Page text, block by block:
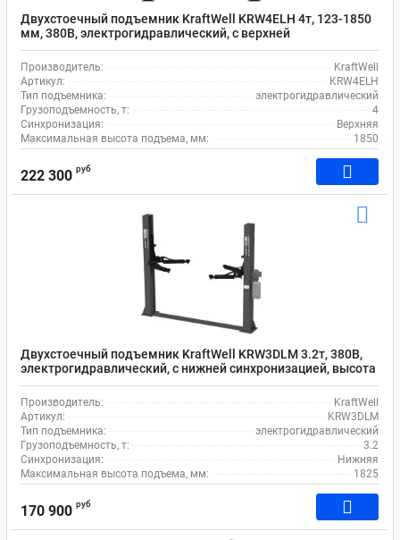
Двухстоечный подъемник KraftWell KRW4ELH 4т, 123-1850
мм, 380В, электрогидравлический, с верхней
синхронизацией, асимметричный
Производитель:
KraftWell
Артикул:
KRW4ELH
Тип подъемника:
электрогидравлический
Грузоподъемность, т:
4
Синхронизация:
Верхняя
Максимальная высота подъема, мм:
1850
222 300 руб
Двухстоечный подъемник KraftWell KRW3DLM 3.2т, 380В,
электрогидравлический, с нижней синхронизацией, высота
подъема 110-1825 мм
Производитель:
KraftWell
Артикул:
KRW3DLM
Тип подъемника:
электрогидравлический
Грузоподъемность, т:
3.2
Синхронизация:
Нижняя
Максимальная высота подъема, мм:
1825
170 900 руб